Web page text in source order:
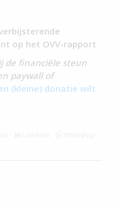
op het OVV-rapport
de financiële steun
paywall of
(kleine) donatie wilt